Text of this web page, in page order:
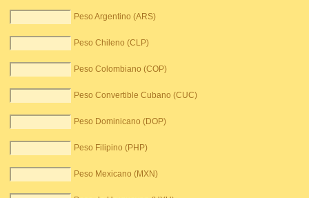
Peso Argentino (ARS)
Peso Chileno (CLP)
Peso Colombiano (COP)
Peso Convertible Cubano (CUC)
Peso Dominicano (DOP)
Peso Filipino (PHP)
Peso Mexicano (MXN)